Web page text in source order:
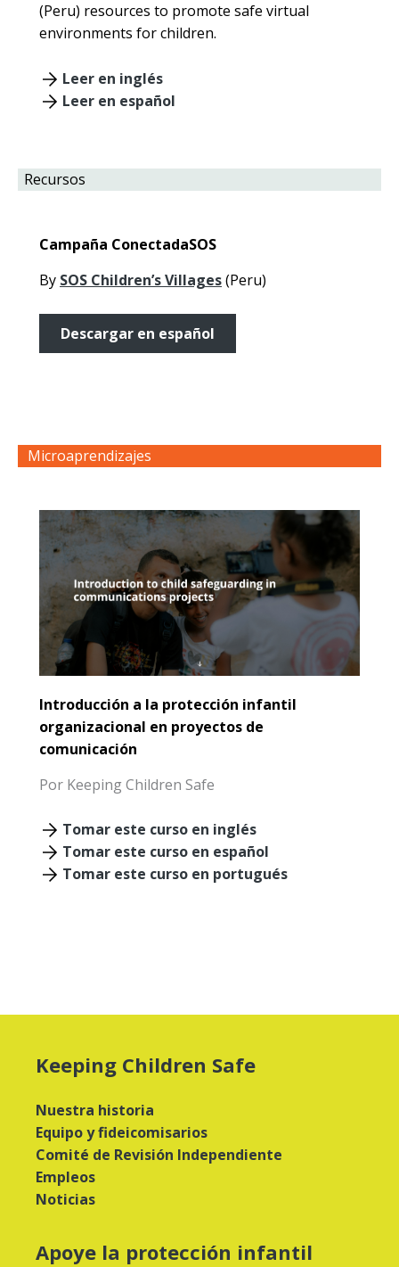
(Peru) resources to promote safe virtual
environments for children.
Leer en inglés
Leer en español
Recursos
Campaña ConectadaSOS
By SOS Children’s Villages(Peru)
Descargar en español
Microaprendizajes
Introducción a la protección infantil
organizacional en proyectos de
comunicación
Por Keeping Children Safe
Tomar este curso en inglés
Tomar este curso en español
Tomar este curso en portugués
Keeping Children Safe
Nuestra historia
Equipo y fideicomisarios
Comité de Revisión Independiente
Empleos
Noticias
Apoye la protección infantil